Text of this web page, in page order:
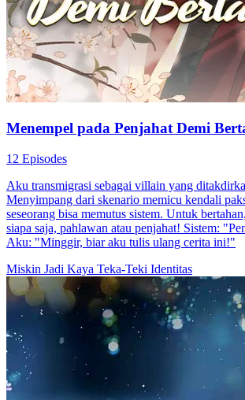
Menempel pada Penjahat Demi
12 Episodes
Aku transmigrasi sebagai villain yang
Menyimpang dari skenario memicu kendali
seseorang bisa memutus sistem. Untuk
siapa saja, pahlawan atau penjahat! Sistem:
Aku: "Minggir, biar aku tulis ulang cerita ini!"
Miskin Jadi Kaya Teka-Teki Identitas